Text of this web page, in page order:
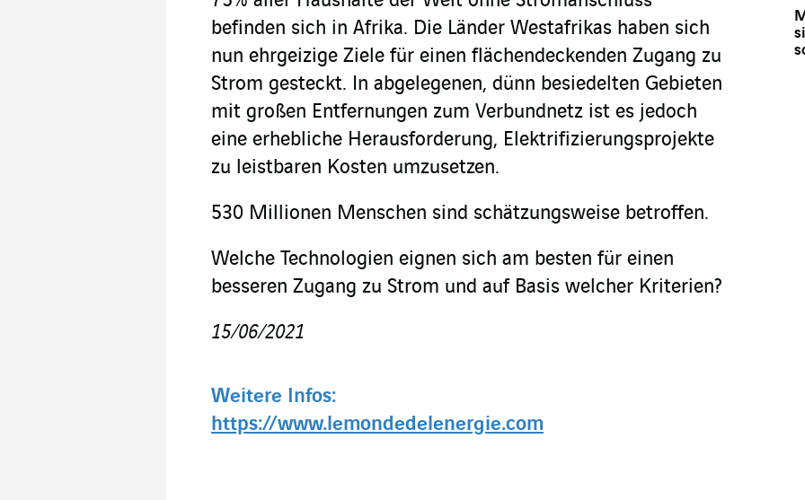
befinden sich in Afrika. Die Länder Westafrikas haben sich
nun ehrgeizige Ziele für einen flächendeckenden Zugang zu
Strom gesteckt. In abgelegenen, dünn besiedelten Gebieten
mit großen Entfernungen zum Verbundnetz ist es jedoch
eine erhebliche Herausforderung, Elektrifizierungsprojekte
zu leistbaren Kosten umzusetzen.
530 Millionen Menschen sind schätzungsweise betroffen.
Welche Technologien eignen sich am besten für einen
besseren Zugang zu Strom und auf Basis welcher Kriterien?
15/06/2021
Weitere Infos:
https://www.lemondedelenergie.com